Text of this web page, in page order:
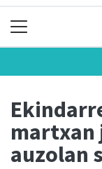
martxan
auzolan